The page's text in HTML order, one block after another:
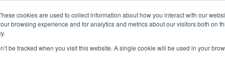
cookies are used to collect information about how you interact with our
browsing experience and for analytics and metrics about our visitors both on
be tracked when you visit this website. A single cookie will be used in your